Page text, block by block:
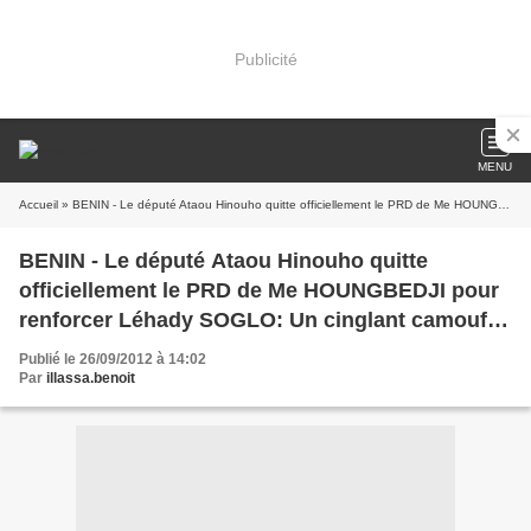
Publicité
MENU
Accueil » BENIN - Le député Ataou Hinouho quitte officiellement le PRD de Me HOUNGBEDJI pour renforcer Léhady SOGLO: Un cinglant camouflet pour Azannaï et Quenum
BENIN - Le député Ataou Hinouho quitte
officiellement le PRD de Me HOUNGBEDJI pour
renforcer Léhady SOGLO: Un cinglant camouflet
pour Azannaï et Quenum
Publié le 26/09/2012 à 14:02
Par illassa.benoit